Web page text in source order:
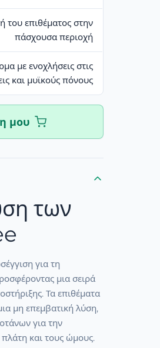
του επιθέματος στην
πάσχουσα περιοχή
με ενοχλήσεις στις
και μυϊκούς πόνους
μου
των
για τη
μια σειρά
Τα επιθέματα
μη επεμβατική λύση,
για την
και τους ώμους.